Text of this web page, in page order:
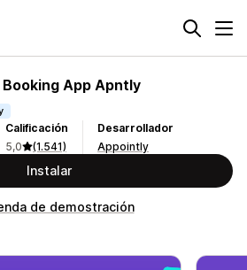
App Apntly
Calificación
5,0
(1.541)
Desarrollador
Appointly
Instalar
de demostración